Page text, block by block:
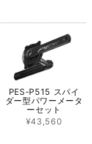
PES-P515 スパイ
ダー型パワーメータ
ーセット
¥43,560